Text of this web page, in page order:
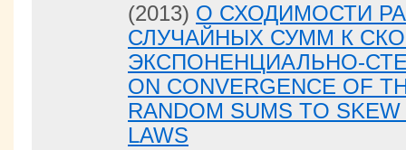
(2013) О СХОДИМОСТИ
СЛУЧАЙНЫХ СУММ К
ЭКСПОНЕНЦИАЛЬНО-
ON CONVERGENCE OF
RANDOM SUMS TO
LAWS